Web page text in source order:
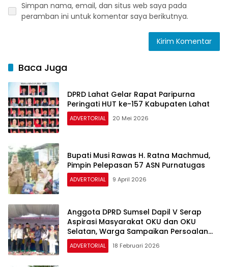
Simpan nama, email, dan situs web saya pada
peramban ini untuk komentar saya berikutnya.
Baca Juga
DPRD Lahat Gelar Rapat Paripurna
Peringati HUT ke-157 Kabupaten Lahat
ADVERTORIAL 20 Mei 2026
Bupati Musi Rawas H. Ratna Machmud,
Pimpin Pelepasan 57 ASN Purnatugas
ADVERTORIAL 9 April 2026
Anggota DPRD Sumsel Dapil V Serap
Aspirasi Masyarakat OKU dan OKU
Selatan, Warga Sampaikan Persoalan
Infrastruktur, Kesehatan dan Pendidikan
ADVERTORIAL 18 Februari 2026